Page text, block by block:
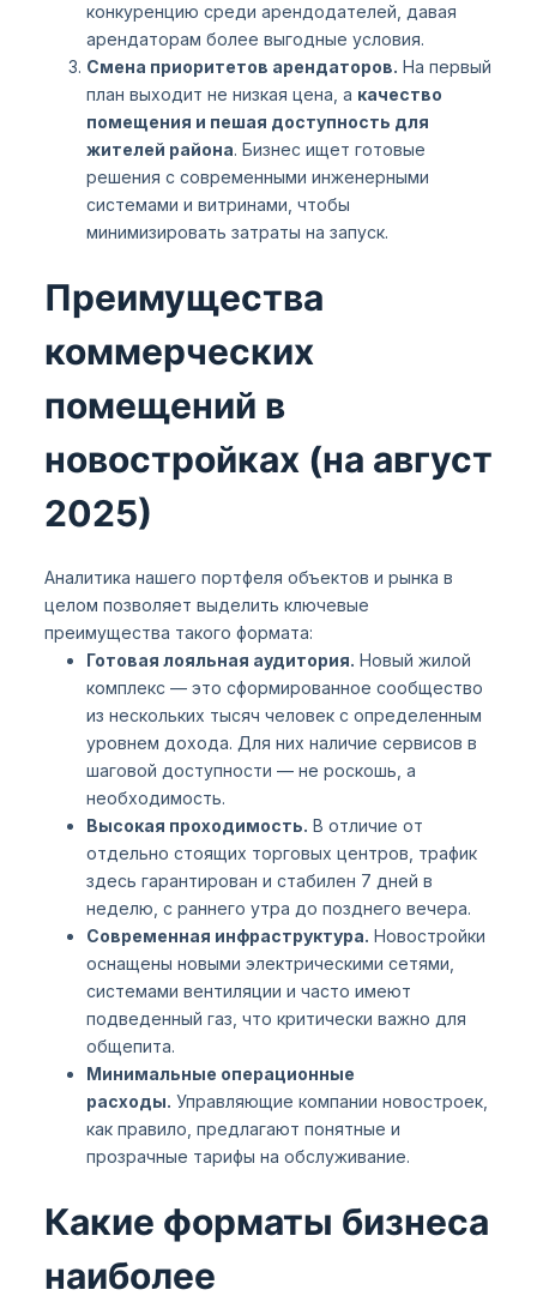
конкуренцию среди арендодателей, давая
арендаторам более выгодные условия.
Смена приоритетов арендаторов. На первый
план выходит не низкая цена, а качество
помещения и пешая доступность для
жителей района. Бизнес ищет готовые
решения с современными инженерными
системами и витринами, чтобы
минимизировать затраты на запуск.
Преимущества
коммерческих
помещений в
новостройках (на август
2025)
Аналитика нашего портфеля объектов и рынка в
целом позволяет выделить ключевые
преимущества такого формата:
Готовая лояльная аудитория. Новый жилой
комплекс — это сформированное сообщество
из нескольких тысяч человек с определенным
уровнем дохода. Для них наличие сервисов в
шаговой доступности — не роскошь, а
необходимость.
Высокая проходимость. В отличие от
отдельно стоящих торговых центров, трафик
здесь гарантирован и стабилен 7 дней в
неделю, с раннего утра до позднего вечера.
Современная инфраструктура. Новостройки
оснащены новыми электрическими сетями,
системами вентиляции и часто имеют
подведенный газ, что критически важно для
общепита.
Минимальные операционные
расходы. Управляющие компании новостроек,
как правило, предлагают понятные и
прозрачные тарифы на обслуживание.
Какие форматы бизнеса
наиболее